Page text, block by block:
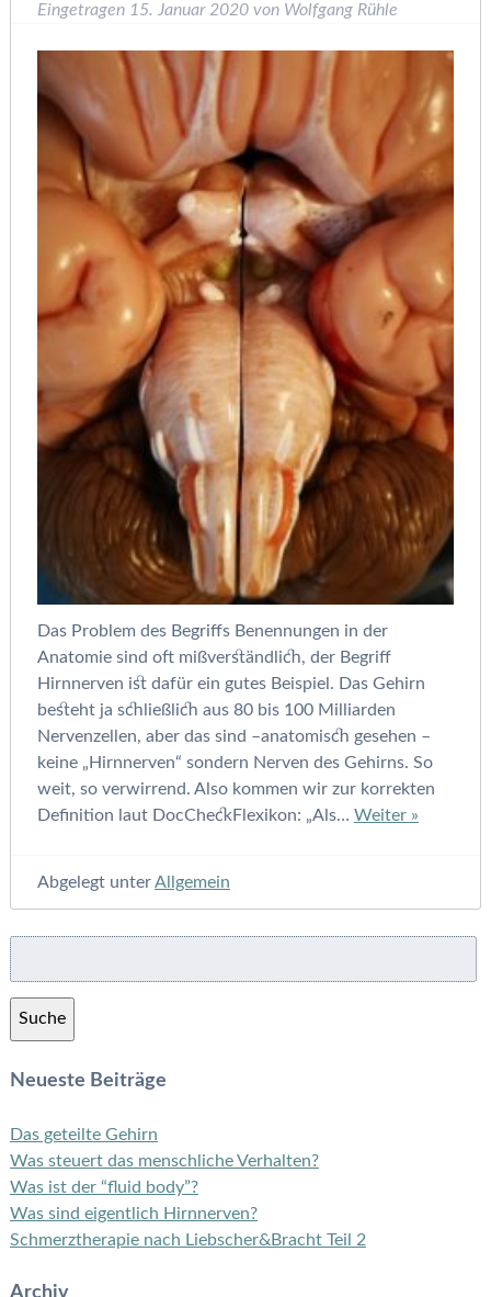
Eingetragen 15. Januar 2020 von Wolfgang Rühle
Das Problem des Begriffs Benennungen in der
Anatomie sind oft mißverständlich, der Begriff
Hirnnerven ist dafür ein gutes Beispiel. Das Gehirn
besteht ja schließlich aus 80 bis 100 Milliarden
Nervenzellen, aber das sind –anatomisch gesehen –
keine „Hirnnerven“ sondern Nerven des Gehirns. So
weit, so verwirrend. Also kommen wir zur korrekten
Definition laut DocCheckFlexikon: „Als… Weiter »
Abgelegt unterAllgemein
Suche
nach:
Suche
Neueste Beiträge
Das geteilte Gehirn
Was steuert das menschliche Verhalten?
Was ist der “fluid body”?
Was sind eigentlich Hirnnerven?
Schmerztherapie nach Liebscher&Bracht Teil 2
Archiv